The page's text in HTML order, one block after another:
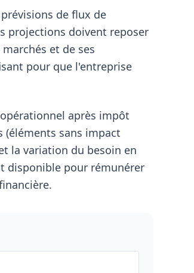
de flux de
projections doivent reposer
et de ses
pour que l'entreprise
après impôt
(éléments sans impact
la variation du besoin en
disponible pour rémunérer